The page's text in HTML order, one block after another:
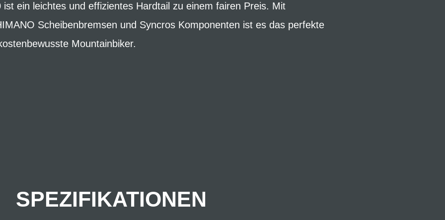
ein leichtes und effizientes Hardtail zu einem fairen Preis. Mit
Scheibenbremsen und Syncros Komponenten ist es das perfekte
Mountainbiker.
SPEZIFIKATIONEN